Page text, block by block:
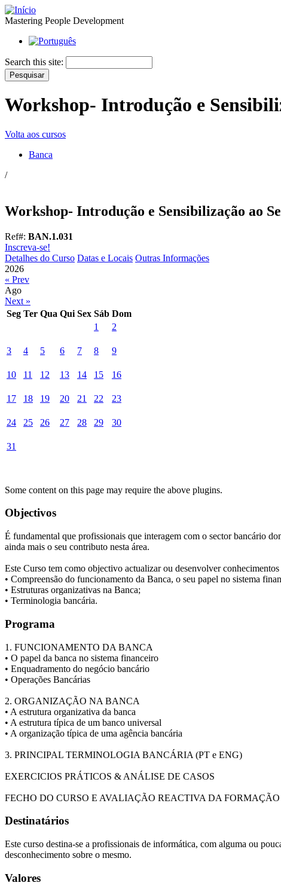
Mastering People Development
Search this site:
Workshop- Introdução e
Volta aos cursos
Banca
/
Workshop- Introdução e Sensibilização ao
Ref#: BAN.1.031
Inscreva-se!
Detalhes do Curso Datas e Locais Outras Informações
2026
« Prev
Ago
Next »
Seg Ter Qua Qui Sex Sáb Dom
1
2
3 4 5 6 7 8 9
10 11 12 13 14 15 16
17 18 19 20 21 22 23
24 25 26 27 28 29 30
31
Some content on this page may require the above plugins.
Objectivos
É fundamental que profissionais que interagem com o sector bancário
ainda mais o seu contributo nesta área.
Este Curso tem como objectivo actualizar ou desenvolver
• Compreensão do funcionamento da Banca, o seu papel no sistema
• Estruturas organizativas na Banca;
• Terminologia bancária.
Programa
1. FUNCIONAMENTO DA BANCA
• O papel da banca no sistema financeiro
• Enquadramento do negócio bancário
• Operações Bancárias
2. ORGANIZAÇÃO NA BANCA
• A estrutura organizativa da banca
• A estrutura típica de um banco universal
• A organização típica de uma agência bancária
3. PRINCIPAL TERMINOLOGIA BANCÁRIA (PT e ENG)
EXERCICIOS PRÁTICOS & ANÁLISE DE CASOS
FECHO DO CURSO E AVALIAÇÃO REACTIVA DA FORMAÇÃO
Destinatários
Este curso destina-se a profissionais de informática, com alguma ou
desconhecimento sobre o mesmo.
Valores